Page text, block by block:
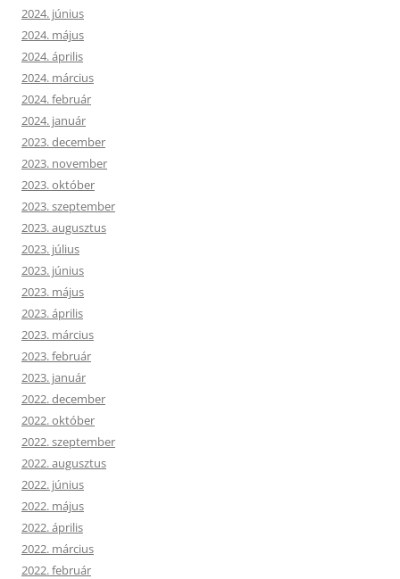
2024. június
2024. május
2024. április
2024. március
2024. február
2024. január
2023. december
2023. november
2023. október
2023. szeptember
2023. augusztus
2023. július
2023. június
2023. május
2023. április
2023. március
2023. február
2023. január
2022. december
2022. október
2022. szeptember
2022. augusztus
2022. június
2022. május
2022. április
2022. március
2022. február